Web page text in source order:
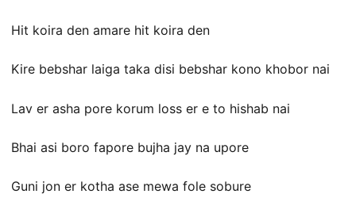
Hit koira den amare hit koira den
Kire bebshar laiga taka disi bebshar kono khobor nai
Lav er asha pore korum loss er e to hishab nai
Bhai asi boro fapore bujha jay na upore
Guni jon er kotha ase mewa fole sobure